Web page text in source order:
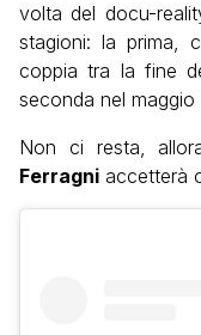
volta del docu-
stagioni: la prima,
coppia tra la fine
seconda nel maggio
Non ci resta,
Ferragni accetterà